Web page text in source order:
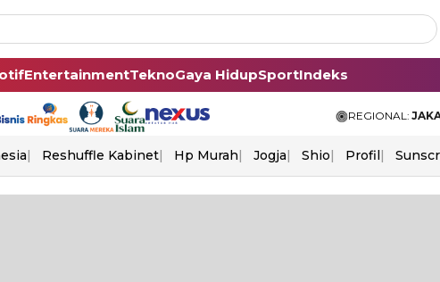
EntertainmentTeknoGaya HidupSportIndeks
REGIONAL:
Reshuffle Kabinet Hp Murah Jogja Shio Profil